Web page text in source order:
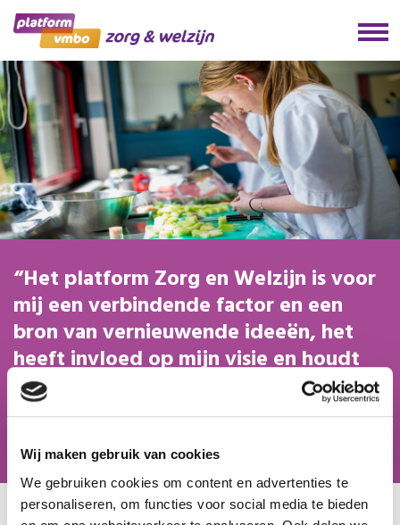
Wij maken gebruik van cookies
We gebruiken cookies om content en advertenties te
personaliseren, om functies voor social media te bieden
Het platform Zorg en Welzijn is voor
mij een verbindende factor en een
bron van vernieuwende ideeën, het
heeft invloed op mijn visie en houdt
mij scherp als docent.
College
U bevindt zich hier: Home/Onze scholen/Praktiq